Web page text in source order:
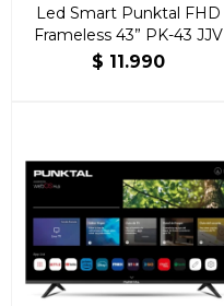
Led Smart Punktal FHD
Frameless 43” PK-43 JJV
$ 11.990